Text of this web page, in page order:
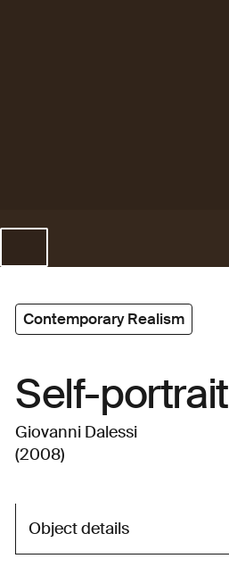
Contemporary Realism
Self-portrait
Giovanni Dalessi
(2008)
Object details